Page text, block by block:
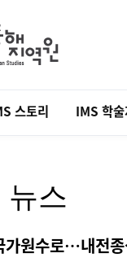
스토리 IMS 학술
뉴스
가원수로…내전